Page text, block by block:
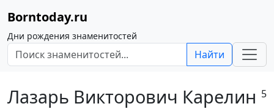
Borntoday.ru
Дни рождения знаменитостей
Найти
Лазарь Викторович Карелин 5